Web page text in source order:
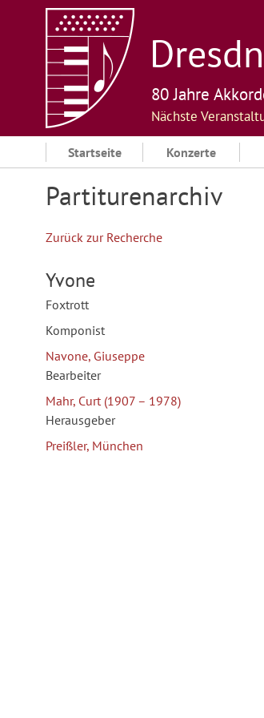
80 Jahre
Nächste
Startseite Konzerte
Partiturenarchiv
Zurück zur Recherche
Yvone
Foxtrott
Komponist
Navone, Giuseppe
Bearbeiter
Mahr, Curt (1907 – 1978)
Herausgeber
Preißler, München